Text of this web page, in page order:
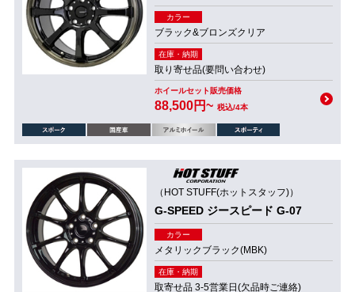
カラー
ブラック&ブロンズクリア
在庫・納期
取り寄せ品(要問い合わせ)
ホイールセット販売価格
88,500円~ 税込/4本
（HOT STUFF(ホットスタッフ)）
G-SPEED ジースピード G-07
カラー
メタリックブラック(MBK)
在庫・納期
取寄せ品 3-5営業日(欠品時ご連絡)